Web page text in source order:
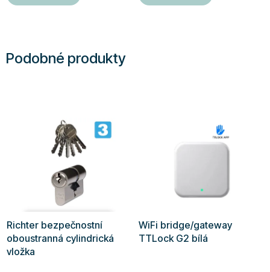
Podobné produkty
Richter bezpečnostní
oboustranná cylindrická
vložka
WiFi bridge/gateway
TTLock G2 bílá